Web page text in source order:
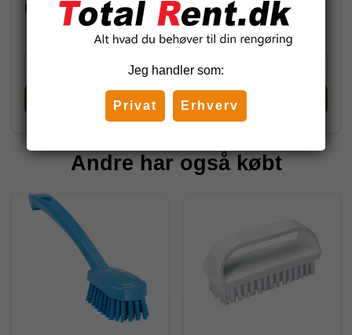
(inkl. moms)
Køb
31,25 DKK
(inkl. moms)
Andre har også købt
Jeg handler som:
Privat Erhverv